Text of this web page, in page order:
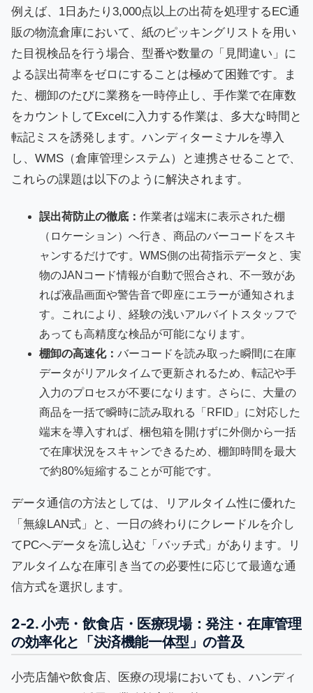
例えば、1日あたり3,000点以上の出荷を処理するEC通
販の物流倉庫において、紙のピッキングリストを用い
た目視検品を行う場合、型番や数量の「見間違い」に
よる誤出荷率をゼロにすることは極めて困難です。ま
た、棚卸のたびに業務を一時停止し、手作業で在庫数
をカウントしてExcelに入力する作業は、多大な時間と
転記ミスを誘発します。ハンディターミナルを導入
し、WMS（倉庫管理システム）と連携させることで、
これらの課題は以下のように解決されます。
誤出荷防止の徹底： 作業者は端末に表示された棚
（ロケーション）へ行き、商品のバーコードをスキ
ャンするだけです。WMS側の出荷指示データと、実
物のJANコード情報が自動で照合され、不一致があ
れば液晶画面や警告音で即座にエラーが通知されま
す。これにより、経験の浅いアルバイトスタッフで
あっても高精度な検品が可能になります。
棚卸の高速化： バーコードを読み取った瞬間に在庫
データがリアルタイムで更新されるため、転記や手
入力のプロセスが不要になります。さらに、大量の
商品を一括で瞬時に読み取れる「RFID」に対応した
端末を導入すれば、梱包箱を開けずに外側から一括
で在庫状況をスキャンできるため、棚卸時間を最大
で約80%短縮することが可能です。
データ通信の方法としては、リアルタイム性に優れた
「無線LAN式」と、一日の終わりにクレードルを介し
てPCへデータを流し込む「バッチ式」があります。リ
アルタイムな在庫引き当ての必要性に応じて最適な通
信方式を選択します。
2-2. 小売・飲食店・医療現場：発注・在庫管理
の効率化と「決済機能一体型」の普及
小売店舗や飲食店、医療の現場においても、ハンディ